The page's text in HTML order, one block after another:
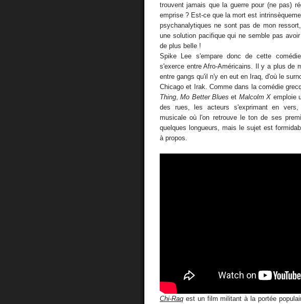
trouvent jamais que la guerre pour (ne pas)
emprise ? Est-ce que la mort est
psychanalytiques ne sont pas de mon
une solution pacifique qui ne semble pas
de plus belle !
Spike Lee s'empare donc de cette
s'exerce entre Afro-Américains. Il y a plus de
entre gangs qu'il n'y en eut en Iraq, d'où le
Chicago et Irak. Comme dans la comédie
Thing ,Mo Better Blues et Malcolm X emploie
des rues, les acteurs s'exprimant en
musicale où l'on retrouve le ton de ses
quelques longueurs, mais le sujet est
à propos.
Chi-Raq est un film militant à la portée